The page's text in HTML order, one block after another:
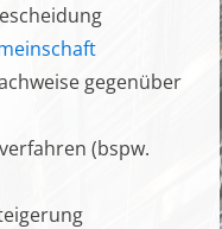
gegenüber
(bspw.